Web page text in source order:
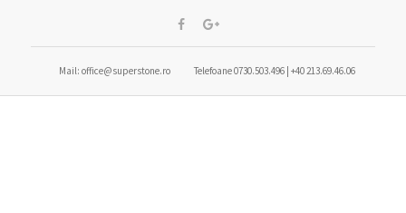
Mail: office@superstone.ro Telefoane 0730.503.496 | +40 213.69.46.06